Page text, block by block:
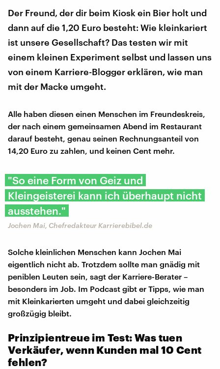
Der Freund, der dir beim Kiosk ein Bier holt und
dann auf die 1,20 Euro besteht: Wie kleinkariert
ist unsere Gesellschaft? Das testen wir mit
einem kleinen Experiment selbst und lassen uns
von einem Karriere-Blogger erklären, wie man
mit der Macke umgeht.
Alle haben diesen einen Menschen im Freundeskreis,
der nach einem gemeinsamen Abend im Restaurant
darauf besteht, genau seinen Rechnungsanteil von
14,20 Euro zu zahlen, und keinen Cent mehr.
"So eine Form von Geiz und
Kleingeisterei kann ich überhaupt nicht
ausstehen."
Jochen Mai, Chefredakteur Karrierebibel.de
Solche kleinlichen Menschen kann Jochen Mai
eigentlich nicht ab. Trotzdem sollte man gnädig mit
peniblen Leuten sein, sagt der Karriere-Berater –
besonders im Job. Im Podcast gibt er Tipps, wie man
mit Kleinkarierten umgeht und dabei gleichzeitig
großzügig bleibt.
Prinzipientreue im Test: Was tuen
Verkäufer, wenn Kunden mal 10 Cent
fehlen?